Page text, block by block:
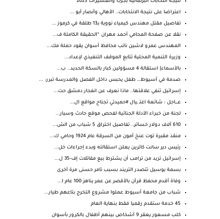
نتيجة انتخابات البرلمانية بجرجا والعسيرات 2025
اعتراضا على نتيجة الانتخابات.. الأهالي وأنصار أبو ...
تفاصيل مقتل مهندس كيمياء نووية بـ13 طلقة في كرموز ...
نقلا عن صفحة المحامي أحمد مهران “الحقيقة الكاملة ف...
المهندس عمرو لاشين نائب محافظ أسوان يقود حملة مك...
وزيرة التنمية المحلية تتابع الموقف التنفيذي لإعداد...
بالأسماء| استقالة 4 مسؤولين كبار بالسكة الحديد.. ب...
صدمة في أسيوط… طفل يحبس داخل الفصل والمدرسة تبرر: ...
إسرائيل تنفي علاقتها.. ماذا نعرف عن انفجار دمشق حت...
عـــــاجل : شائعة اغتـ ـيال #حميدتي تجتاح مواقع ال...
لجنة من خبراء الأدلة الجنائية لفحص موقع حادث وسيار...
610 آلاف دولار خسائر.. تفاصيل اختراق 5 شباب من الش...
منقذ مقبرة توت عنخ أمون من السرقة عام 1924 وحامي ك...
رئيس دير سانت كاترين يعلن استقالته وبدء إجراءات خل...
إسرائيل تريد من ترامب أن يشترط بيع مقاتلات إف-35 ل...
بسمة بوسيل تتصدر التريند بسبب تامر حسنى مرة أخرى
وفاة أقدم محفظ قرآن بالأقصر عن عمر يناهز 100 عام ا...
شباب من جامعة أسيوط عملوا مشروع التخرج بتاعهم طيار...
45 خدمة ستقدم رقميا فقط بنهاية العام
كلب مسعور يعقر 9 أشخاص بينهم أطفال بالكرور بأسوان